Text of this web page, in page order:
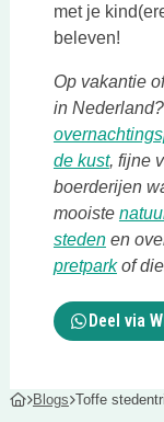
met je
beleven!
Op vakantie
in
de kustDeze
, fijne
boerderijen
mooiste
stedenDeze
en
pretparkDeze
of
Deel via
Blogs Toffe